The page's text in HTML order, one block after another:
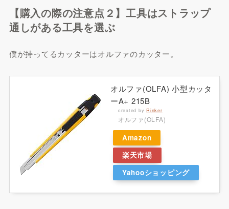
【購入の際の注意点２】工具はストラップ
通しがある工具を選ぶ
僕が持ってるカッターはオルファのカッター。
オルファ(OLFA) 小型カッタ
ーA+ 215B
created byRinker
オルファ(OLFA)
Amazon
楽天市場
Yahooショッピング